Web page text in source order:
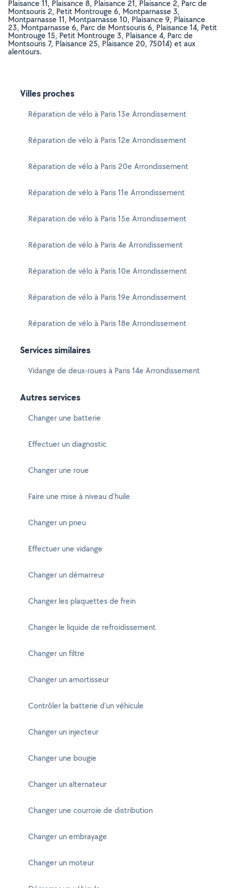
Plaisance 11, Plaisance 8, Plaisance 21, Plaisance 2, Parc de
Montsouris 2, Petit Montrouge 6, Montparnasse 3,
Montparnasse 11, Montparnasse 10, Plaisance 9, Plaisance
23, Montparnasse 6, Parc de Montsouris 6, Plaisance 14, Petit
Montrouge 15, Petit Montrouge 3, Plaisance 4, Parc de
Montsouris 7, Plaisance 25, Plaisance 20, 75014) et aux
alentours.
Villes proches
Réparation de vélo à Paris 13e Arrondissement
Réparation de vélo à Paris 12e Arrondissement
Réparation de vélo à Paris 20e Arrondissement
Réparation de vélo à Paris 11e Arrondissement
Réparation de vélo à Paris 15e Arrondissement
Réparation de vélo à Paris 4e Arrondissement
Réparation de vélo à Paris 10e Arrondissement
Réparation de vélo à Paris 19e Arrondissement
Réparation de vélo à Paris 18e Arrondissement
Services similaires
Vidange de deux-roues à Paris 14e Arrondissement
Autres services
Changer une batterie
Effectuer un diagnostic
Changer une roue
Faire une mise à niveau d'huile
Changer un pneu
Effectuer une vidange
Changer un démarreur
Changer les plaquettes de frein
Changer le liquide de refroidissement
Changer un filtre
Changer un amortisseur
Contrôler la batterie d'un véhicule
Changer un injecteur
Changer une bougie
Changer un alternateur
Changer une courroie de distribution
Changer un embrayage
Changer un moteur